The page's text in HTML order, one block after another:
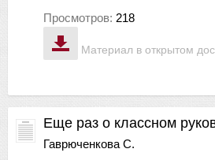
Материал в открытом
Просмотров: 218
Еще раз о классном
Гаврюченкова С.